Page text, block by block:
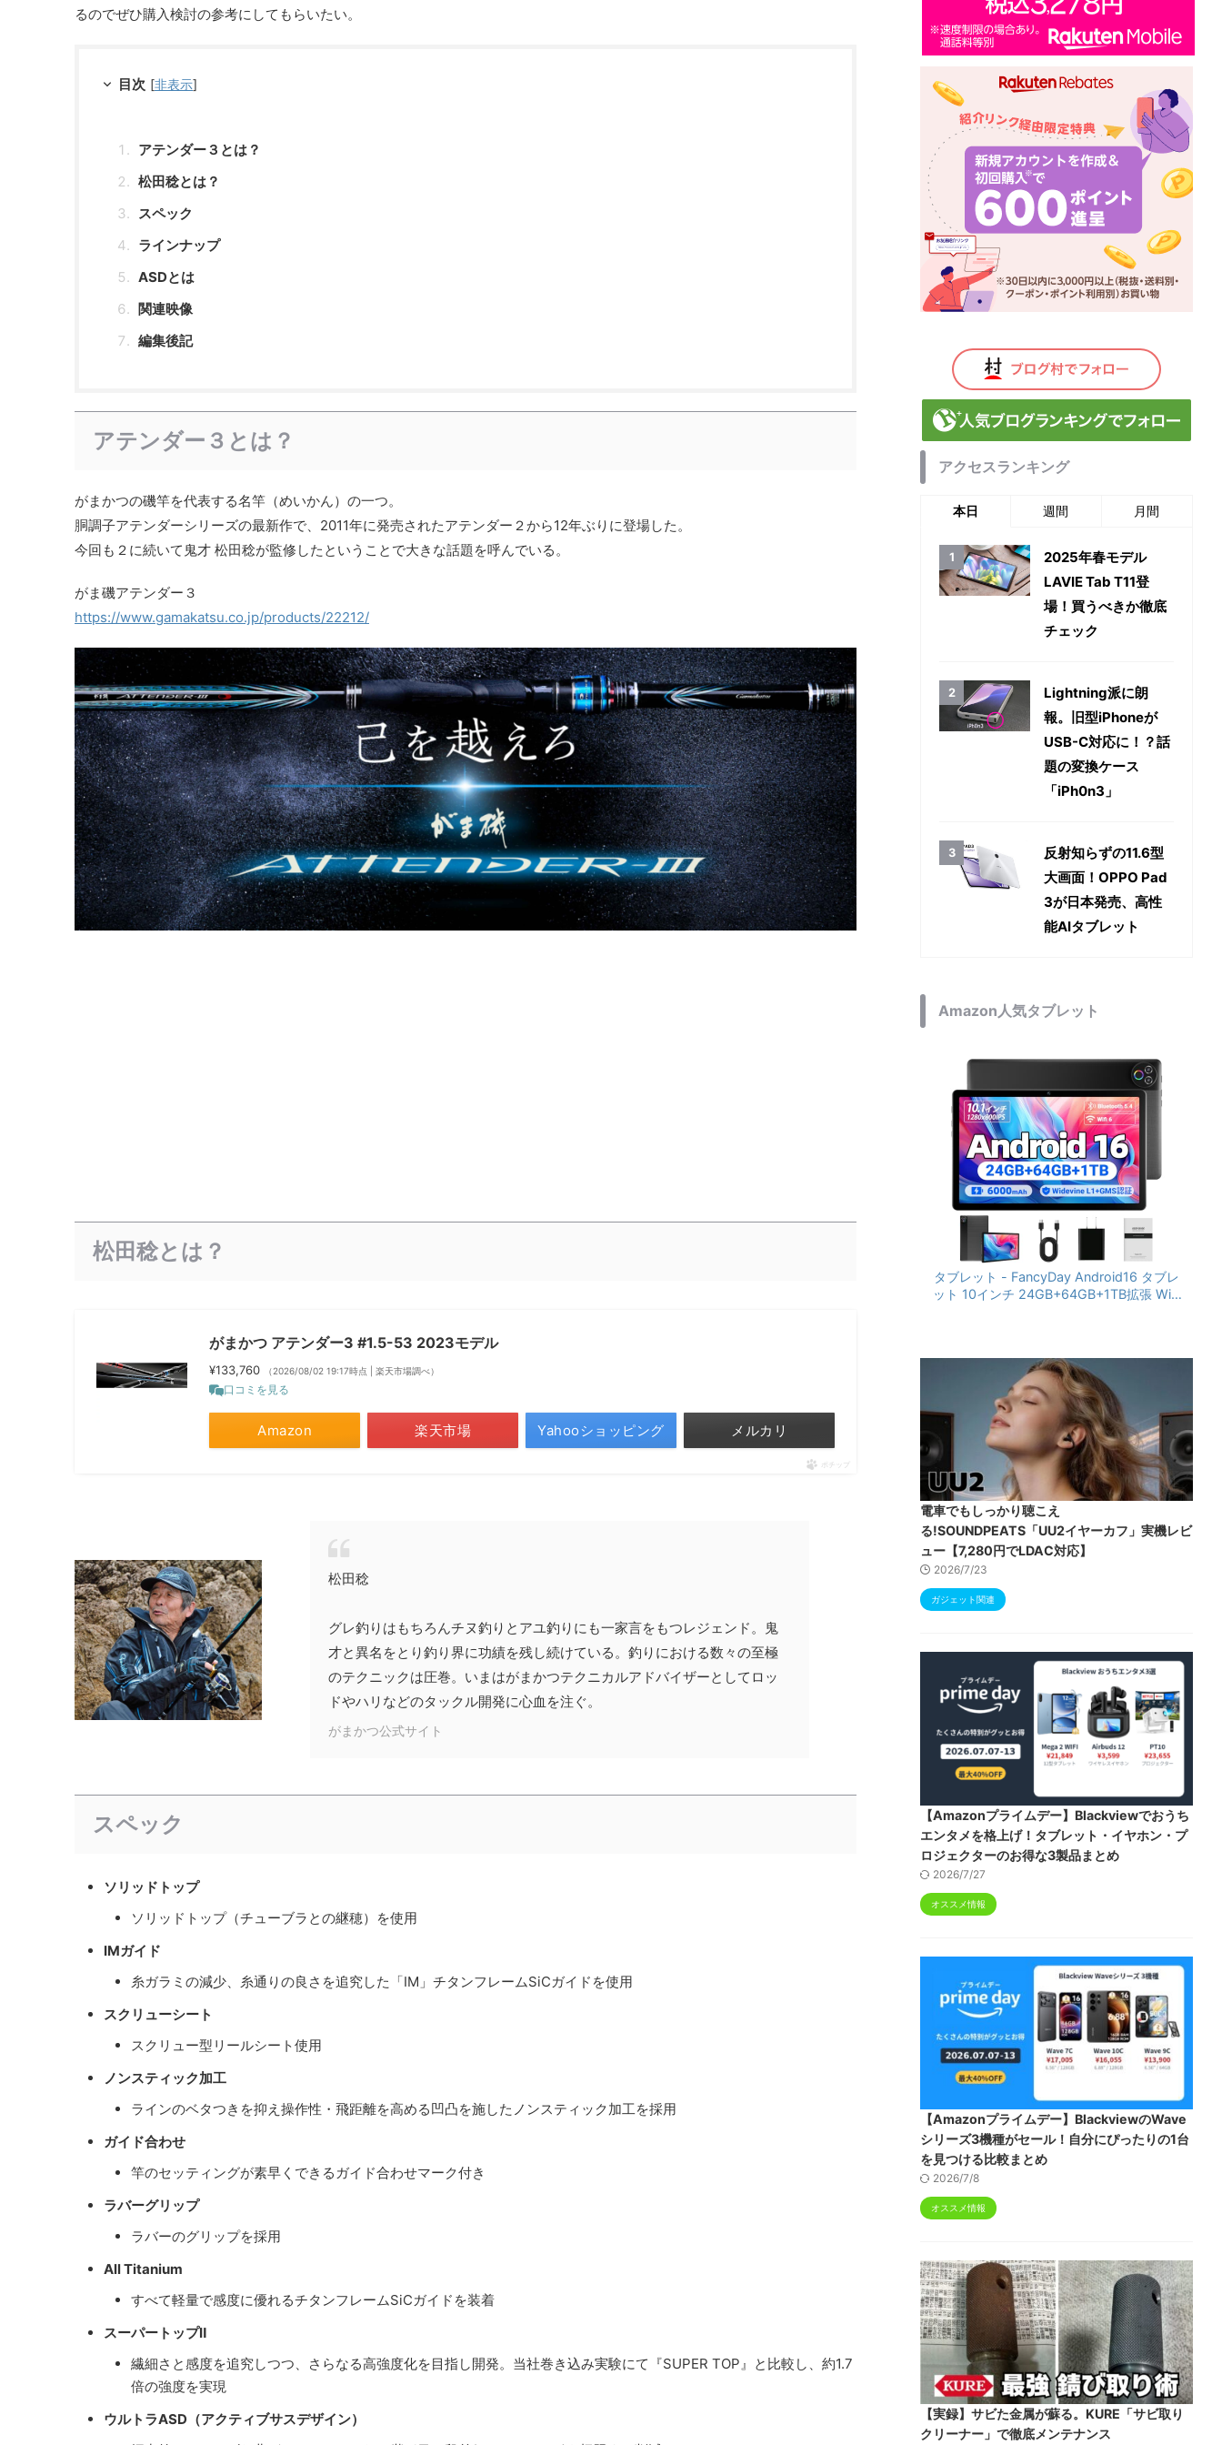
るのでぜひ購入検討の参考にしてもらいたい。
目次 [非表示]
アテンダー３とは？
松田稔とは？
スペック
ラインナップ
ASDとは
関連映像
編集後記
アテンダー３とは？
がまかつの磯竿を代表する名竿（めいかん）の一つ。
胴調子アテンダーシリーズの最新作で、2011年に発売されたアテンダー２から12年ぶりに登場した。
今回も２に続いて鬼才 松田稔が監修したということで大きな話題を呼んでいる。
がま磯アテンダー３
https://www.gamakatsu.co.jp/products/22212/
松田稔とは？
がまかつ アテンダー3 #1.5-53 2023モデル
¥133,760 （2026/08/02 19:17時点 | 楽天市場調べ）
口コミを見る
Amazon 楽天市場 Yahooショッピング メルカリ
ポチップ
松田稔
グレ釣りはもちろんチヌ釣りとアユ釣りにも一家言をもつレジェンド。鬼
才と異名をとり釣り界に功績を残し続けている。釣りにおける数々の至極
のテクニックは圧巻。いまはがまかつテクニカルアドバイザーとしてロッ
ドやハリなどのタックル開発に心血を注ぐ。
がまかつ公式サイト
スペック
ソリッドトップ
ソリッドトップ（チューブラとの継穂）を使用
IMガイド
糸ガラミの減少、糸通りの良さを追究した「IM」チタンフレームSiCガイドを使用
スクリューシート
スクリュー型リールシート使用
ノンスティック加工
ラインのベタつきを抑え操作性・飛距離を高める凹凸を施したノンスティック加工を採用
ガイド合わせ
竿のセッティングが素早くできるガイド合わせマーク付き
ラバーグリップ
ラバーのグリップを採用
All Titanium
すべて軽量で感度に優れるチタンフレームSiCガイドを装着
スーパートップⅡ
繊細さと感度を追究しつつ、さらなる高強度化を目指し開発。当社巻き込み実験にて『SUPER TOP』と比較し、約1.7
倍の強度を実現
ウルトラASD（アクティブサスデザイン）
アクセスランキング
本日 週間 月間
2025年春モデル
LAVIE Tab T11登
場！買うべきか徹底
チェック
Lightning派に朗
報。旧型iPhoneが
USB-C対応に！？話
題の変換ケース
「iPh0n3」
反射知らずの11.6型
大画面！OPPO Pad
3が日本発売、高性
能AIタブレット
Amazon人気タブレット
タブレット - FancyDay Android16 タブレ
ット 10インチ 24GB+64GB+1TB拡張 WiFi
RGBライト 児童守護 IPS画面 日本語説明書
電車でもしっかり聴こえ
る!SOUNDPEATS「UU2イヤーカフ」実機レビ
ュー【7,280円でLDAC対応】
2026/7/23
ガジェット関連
【Amazonプライムデー】Blackviewでおうち
エンタメを格上げ！タブレット・イヤホン・プ
ロジェクターのお得な3製品まとめ
2026/7/27
オススメ情報
【Amazonプライムデー】BlackviewのWave
シリーズ3機種がセール！自分にぴったりの1台
を見つける比較まとめ
2026/7/8
オススメ情報
【実録】サビた金属が蘇る。KURE「サビ取り
クリーナー」で徹底メンテナンス